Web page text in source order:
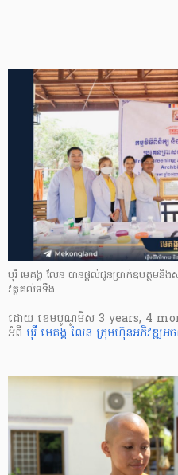
បុរី មេគង្គ លែន បានផ្តល់ជូនប្រាក់ឧបត្ថមនិង
វត្តគល់ទទឹង
ដោយ ​ ខេមបូណូមីស 3 years, 4
អំពី បុរី មេគង្គ លែន ក្រុមហ៊ុនអភិវឌ្ឍអ